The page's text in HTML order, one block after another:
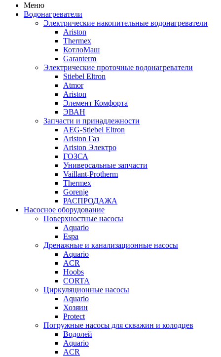
Меню
Водонагреватели
Электрические накопительные водонагреватели
Ariston
Thermex
КотлоМаш
Garanterm
Электрические проточные водонагреватели
Stiebel Eltron
Atmor
Ariston
Элемент Комфорта
ЭВАН
Запчасти и принадлежности
AEG-Stiebel Eltron
Ariston Газ
Ariston Электро
ГОЗСА
Универсальные запчасти
Vaillant-Protherm
Thermex
Gorenje
РАСПРОДАЖА
Насосное оборудование
Поверхностные насосы
Aquario
Espa
Дренажные и канализационные насосы
Aquario
ACR
Hoobs
CORTA
Циркуляционные насосы
Aquario
Хозяин
Protect
Погружные насосы для скважин и колодцев
Водолей
Aquario
ACR